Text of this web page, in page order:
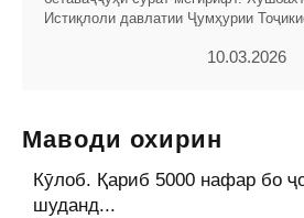
Истиқлоли давлатии Ҷумҳурии
10.03.2026
Маводи охирин
Кӯлоб. Қариб 5000 нафар бо
шуданд...